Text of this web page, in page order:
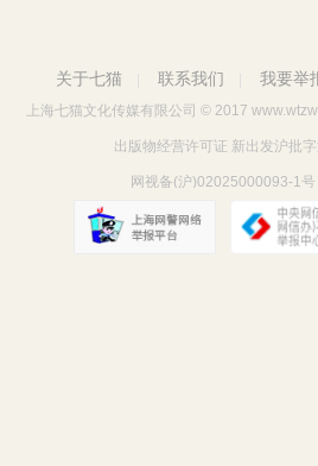
关于七猫 联系我们 我要举
上海七猫文化传媒有限公司 © 2017
出版物经营许可证 新出发沪批
网视备(沪)02025000093-1